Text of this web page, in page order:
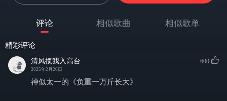
键盘 : 陈亮均
鼓 : 逯通
音频编辑 : 高源
评论 相似歌曲 相似歌单
精彩评论
清风揽我入高台
2025年2月26日
600
神似太一的《负重一万斤长大》